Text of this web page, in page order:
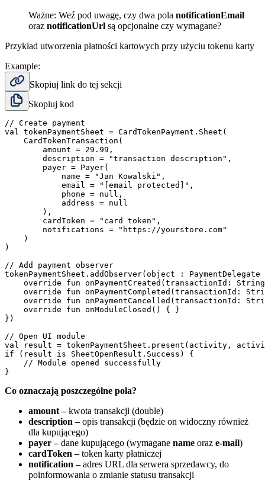
Ważne: Weź pod uwagę, czy dwa pola notificationEmail
oraz notificationUrl są opcjonalne czy wymagane?
Przykład utworzenia płatności kartowych przy użyciu tokenu karty
Example:
Skopiuj link do tej sekcji
Skopiuj kod
// Create payment
val tokenPaymentSheet = CardTokenPayment.Sheet(
    CardTokenTransaction(
        amount = 29.99,
        description = "transaction description",
        payer = Payer(
            name = "Jan Kowalski",
            email = "[email protected]",
            phone = null,
            address = null
        ),
        cardToken = "card token",
        notifications = "https://yourstore.com"
    )
)
// Add payment observer
tokenPaymentSheet.addObserver(object :
override fun onPaymentCreated(transactionId:
override fun onPaymentCompleted(transactionId:
override fun onPaymentCancelled(transactionId:
    override fun onModuleClosed() { }
})
// Open UI module
val result = tokenPaymentSheet.present(activity,
if (result is SheetOpenResult.Success) {
    // Module opened successfully
Co oznaczają poszczególne pola?
amount–kwota transakcji (double)
description–opis transakcji (będzie on widoczny również
dla kupującego)
payer–dane kupującego (wymagane name oraz e-mail)
cardToken–token karty płatniczej
notification–adres URL dla serwera sprzedawcy, do
poinformowania o zmianie statusu transakcji